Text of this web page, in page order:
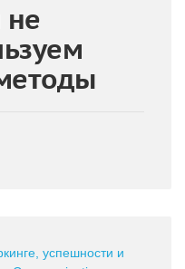
не